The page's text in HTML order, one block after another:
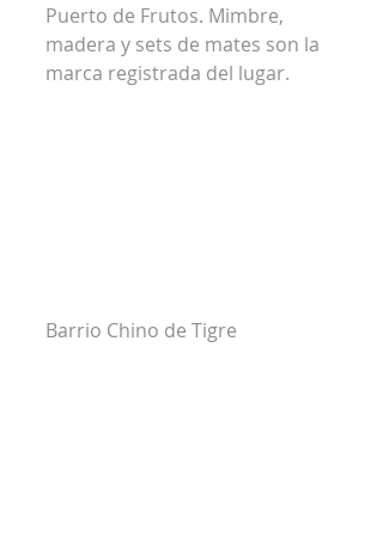
Puerto de Frutos. Mimbre,
madera y sets de mates son la
marca registrada del lugar.
Barrio Chino de Tigre